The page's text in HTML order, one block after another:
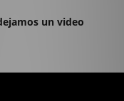
un video